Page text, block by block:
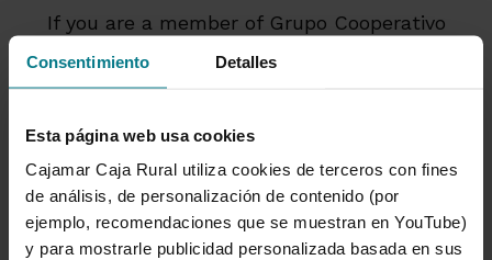
Consentimiento Detalles
Esta página web usa cookies
Cajamar Caja Rural utiliza cookies de terceros con fines
de análisis, de personalización de contenido (por
ejemplo, recomendaciones que se muestran en YouTube)
y para mostrarle publicidad personalizada basada en sus
If you are a member of Grupo Cooperativo
banking code and password to start
Access the platform